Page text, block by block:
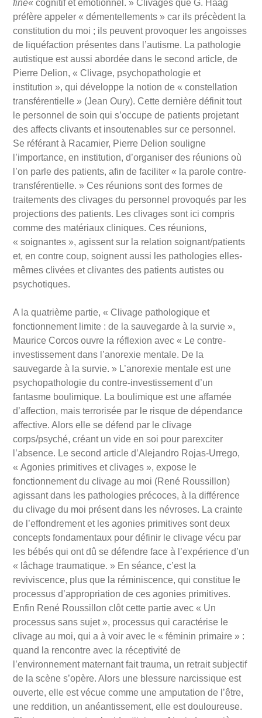
fine« cognitif et émotionnel. » Clivages que G. Haag
préfère appeler « démentellements » car ils précèdent la
constitution du moi ; ils peuvent provoquer les angoisses
de liquéfaction présentes dans l’autisme. La pathologie
autistique est aussi abordée dans le second article, de
Pierre Delion, « Clivage, psychopathologie et
institution », qui développe la notion de « constellation
transférentielle » (Jean Oury). Cette dernière définit tout
le personnel de soin qui s’occupe de patients projetant
des affects clivants et insoutenables sur ce personnel.
Se référant à Racamier, Pierre Delion souligne
l’importance, en institution, d’organiser des réunions où
l’on parle des patients, afin de faciliter « la parole contre-
transférentielle. » Ces réunions sont des formes de
traitements des clivages du personnel provoqués par les
projections des patients. Les clivages sont ici compris
comme des matériaux cliniques. Ces réunions,
« soignantes », agissent sur la relation soignant/patients
et, en contre coup, soignent aussi les pathologies elles-
mêmes clivées et clivantes des patients autistes ou
psychotiques.
A la quatrième partie, « Clivage pathologique et
fonctionnement limite : de la sauvegarde à la survie »,
Maurice Corcos ouvre la réflexion avec « Le contre-
investissement dans l’anorexie mentale. De la
sauvegarde à la survie. » L’anorexie mentale est une
psychopathologie du contre-investissement d’un
fantasme boulimique. La boulimique est une affamée
d’affection, mais terrorisée par le risque de dépendance
affective. Alors elle se défend par le clivage
corps/psyché, créant un vide en soi pour parexciter
l’absence. Le second article d’Alejandro Rojas-Urrego,
« Agonies primitives et clivages », expose le
fonctionnement du clivage au moi (René Roussillon)
agissant dans les pathologies précoces, à la différence
du clivage du moi présent dans les névroses. La crainte
de l’effondrement et les agonies primitives sont deux
concepts fondamentaux pour définir le clivage vécu par
les bébés qui ont dû se défendre face à l’expérience d’un
« lâchage traumatique. » En séance, c’est la
reviviscence, plus que la réminiscence, qui constitue le
processus d’appropriation de ces agonies primitives.
Enfin René Roussillon clôt cette partie avec « Un
processus sans sujet », processus qui caractérise le
clivage au moi, qui a à voir avec le « féminin primaire » :
quand la rencontre avec la réceptivité de
l’environnement maternant fait trauma, un retrait subjectif
de la scène s’opère. Alors une blessure narcissique est
ouverte, elle est vécue comme une amputation de l’être,
une reddition, un anéantissement, elle est douloureuse.